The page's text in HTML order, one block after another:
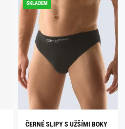
SKLADEM
ČERNÉ SLIPY S UŽŠÍMI BOKY